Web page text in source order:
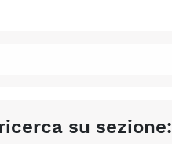
su sezione: